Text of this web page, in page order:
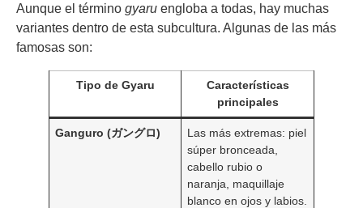
Aunque el término gyaru engloba a todas, hay muchas
variantes dentro de esta subcultura. Algunas de las más
famosas son:
Tipo de Gyaru
Características
principales
Ganguro (ガングロ)
Las más extremas: piel
súper bronceada,
cabello rubio o
naranja, maquillaje
blanco en ojos y labios.